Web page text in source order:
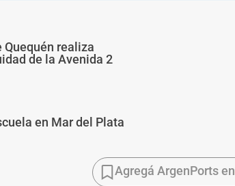
Quequén realiza
de la Avenida 2
en Mar del Plata
Agregá ArgenPorts en